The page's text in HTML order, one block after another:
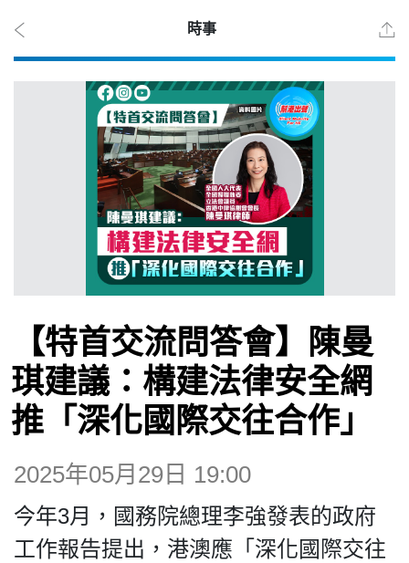
時事
觀點
博客
投票
視頻
時事
【特首交流問答會】陳曼
琪建議：構建法律安全網
推「深化國際交往合作」
2025年05月29日 19:00
今年3月，國務院總理李強發表的政府
工作報告提出，港澳應「深化國際交往